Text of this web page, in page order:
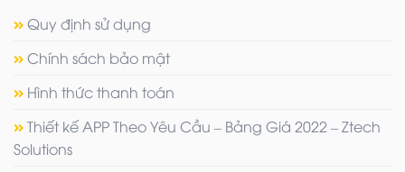
Quy định sử dụng
Chính sách bảo mật
Hình thức thanh toán
Thiết kế APP Theo Yêu Cầu – Bảng Giá 2022 – Ztech
Solutions